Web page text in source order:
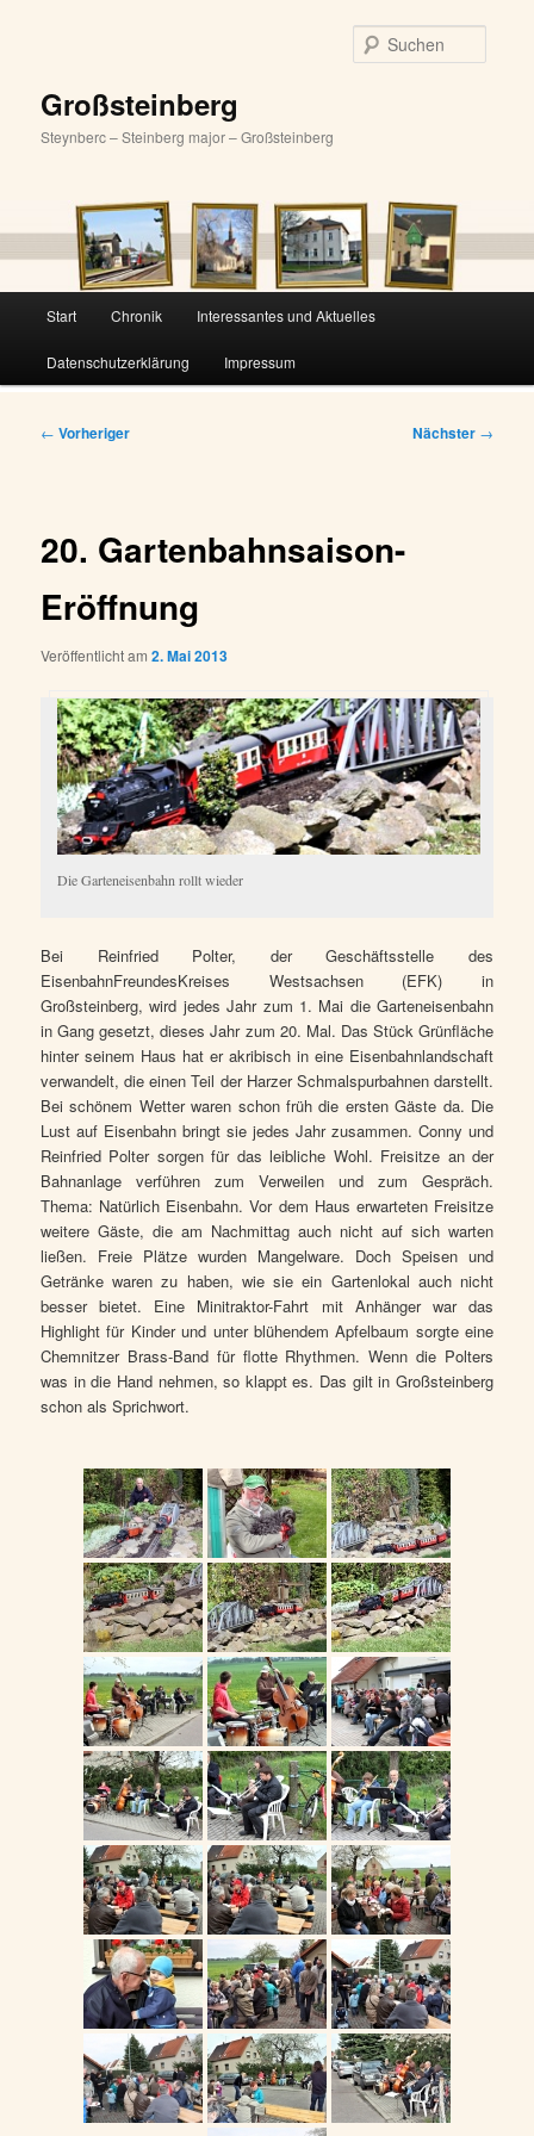
Großsteinberg
Steynberc – Steinberg major – Großsteinberg
Start Chronik Interessantes und Aktuelles
Datenschutzerklärung Impressum
Beitragsnavigation
← Vorheriger Nächster →
20. Gartenbahnsaison-
Eröffnung
Veröffentlicht am2. Mai 2013
Die Garteneisenbahn rollt wieder
Bei Reinfried Polter, der Geschäftsstelle des
EisenbahnFreundesKreises Westsachsen (EFK) in
Großsteinberg, wird jedes Jahr zum 1. Mai die Garteneisenbahn
in Gang gesetzt, dieses Jahr zum 20. Mal. Das Stück Grünfläche
hinter seinem Haus hat er akribisch in eine Eisenbahnlandschaft
verwandelt, die einen Teil der Harzer Schmalspurbahnen darstellt.
Bei schönem Wetter waren schon früh die ersten Gäste da. Die
Lust auf Eisenbahn bringt sie jedes Jahr zusammen. Conny und
Reinfried Polter sorgen für das leibliche Wohl. Freisitze an der
Bahnanlage verführen zum Verweilen und zum Gespräch.
Thema: Natürlich Eisenbahn. Vor dem Haus erwarteten Freisitze
weitere Gäste, die am Nachmittag auch nicht auf sich warten
ließen. Freie Plätze wurden Mangelware. Doch Speisen und
Getränke waren zu haben, wie sie ein Gartenlokal auch nicht
besser bietet. Eine Minitraktor-Fahrt mit Anhänger war das
Highlight für Kinder und unter blühendem Apfelbaum sorgte eine
Chemnitzer Brass-Band für flotte Rhythmen. Wenn die Polters
was in die Hand nehmen, so klappt es. Das gilt in Großsteinberg
schon als Sprichwort.